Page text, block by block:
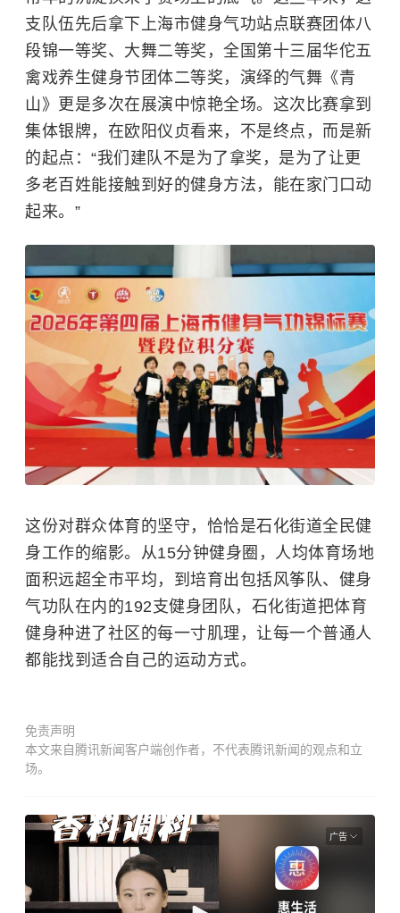
支队伍先后拿下上海市健身气功站点联赛团体八
段锦一等奖、大舞二等奖，全国第十三届华佗五
禽戏养生健身节团体二等奖，演绎的气舞《青
山》更是多次在展演中惊艳全场。这次比赛拿到
集体银牌，在欧阳仪贞看来，不是终点，而是新
的起点：“我们建队不是为了拿奖，是为了让更
多老百姓能接触到好的健身方法，能在家门口动
起来。”
这份对群众体育的坚守，恰恰是石化街道全民健
身工作的缩影。从15分钟健身圈，人均体育场地
面积远超全市平均，到培育出包括风筝队、健身
气功队在内的192支健身团队，石化街道把体育
健身种进了社区的每一寸肌理，让每一个普通人
都能找到适合自己的运动方式。
免责声明
本文来自腾讯新闻客户端创作者，不代表腾讯新闻的观点和立
场。
广告